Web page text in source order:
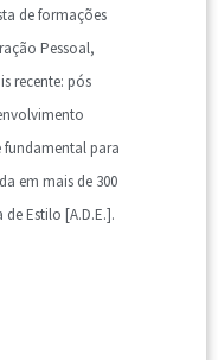
de formações
Pessoal,
recente: pós
para
em mais de 300
Estilo [A.D.E.].